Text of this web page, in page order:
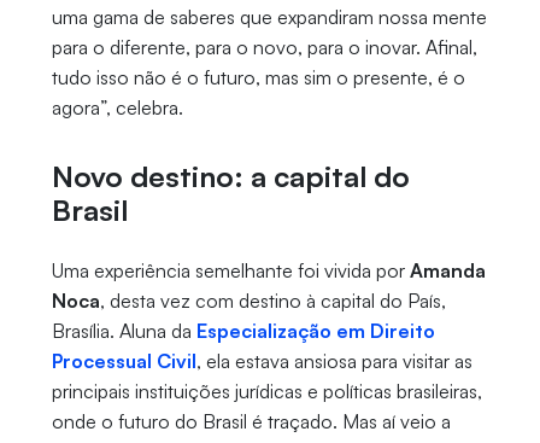
uma gama de saberes que expandiram nossa mente
para o diferente, para o novo, para o inovar. Afinal,
tudo isso não é o futuro, mas sim o presente, é o
agora”, celebra.
Novo destino: a capital do
Brasil
Uma experiência semelhante foi vivida por Amanda
Noca, desta vez com destino à capital do País,
Brasília. Aluna da Especialização em Direito
Processual Civil, ela estava ansiosa para visitar as
principais instituições jurídicas e políticas brasileiras,
onde o futuro do Brasil é traçado. Mas aí veio a